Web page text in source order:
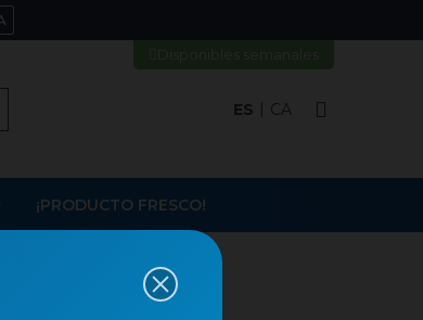
ES CA
¡PRODUCTO FRESCO!